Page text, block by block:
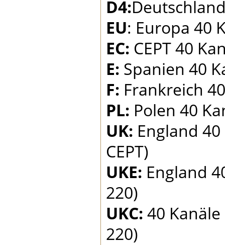
D4:
EU: Europa 40
EC: CEPT 40
E: Spanien 40
F: Frankreich
PL: Polen 40
UK: England
CEPT)
UKE: England
220)
UKC: 40
220)